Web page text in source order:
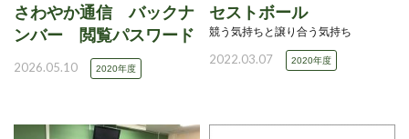
さわやか通信 バックナ
ンバー 閲覧パスワード
2026.05.10 2020年度
セストボール
競う気持ちと譲り合う気持ち
2022.03.07 2020年度